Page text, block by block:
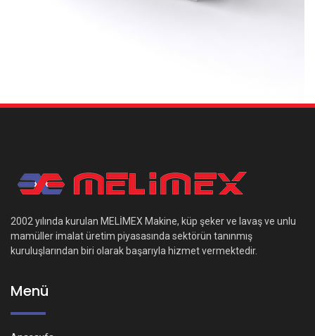
2002 yılında kurulan MELİMEX Makine, küp şeker ve lavaş ve unlu
mamüller imalat üretim piyasasında sektörün tanınmış
kuruluşlarından biri olarak başarıyla hizmet vermektedir.
Menü